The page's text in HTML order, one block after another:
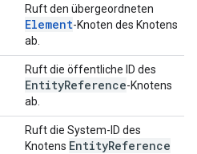
Ruft den übergeordneten
Element-Knoten des Knotens
ab.
Ruft die öffentliche ID des
EntityReference-Knotens
ab.
Ruft die System-ID des
Knotens EntityReference